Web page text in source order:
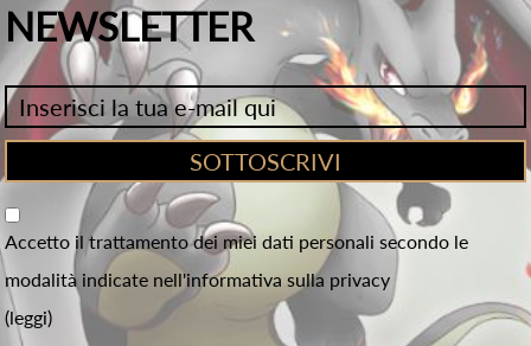
NEWSLETTER
Accetto il trattamento dei miei dati personali secondo le
modalità indicate nell'informativa sulla privacy
(leggi)